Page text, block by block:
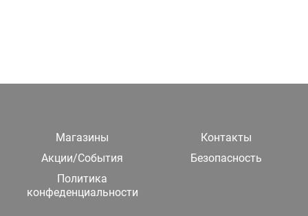
Магазины
Контакты
Акции/События
Безопасность
Политика
конфеденциальности